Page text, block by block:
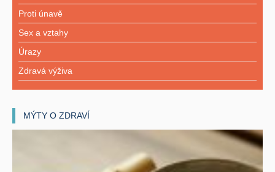
Proti únavě
Sex a vztahy
Úrazy
Zdravá výživa
MÝTY O ZDRAVÍ